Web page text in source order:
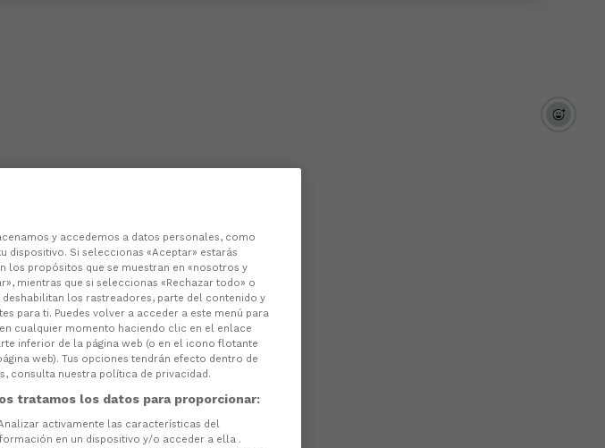
y accedemos a datos personales, como
dispositivo. Si seleccionas «Aceptar» estarás
los propósitos que se muestran en «nosotros y
mientras que si seleccionas «Rechazar todo» o
los rastreadores, parte del contenido y
para ti. Puedes volver a acceder a este menú para
cualquier momento haciendo clic en el enlace
inferior de la página web (o en el icono flotante
web). Tus opciones tendrán efecto dentro de
consulta nuestra política de privacidad.
tratamos los datos para proporcionar:
activamente las características del
en un dispositivo y/o acceder a ella .